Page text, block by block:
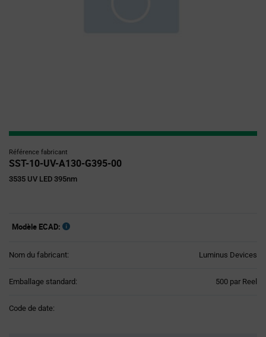
Référence fabricant
SST-10-UV-A130-G395-00
3535 UV LED 395nm
Modèle ECAD:
Nom du fabricant: Luminus Devices
Emballage standard: 500 par Reel
Code de date: